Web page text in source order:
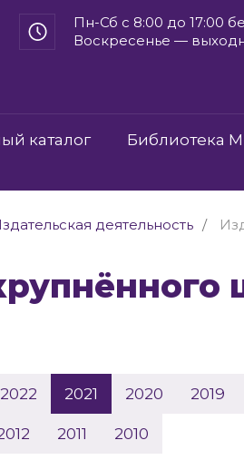
Пн-Сб с 8:00 до 17:00
Воскресенье —
каталог
Библиотека
деятельность
2022 2021 2020 2019
2011 2010